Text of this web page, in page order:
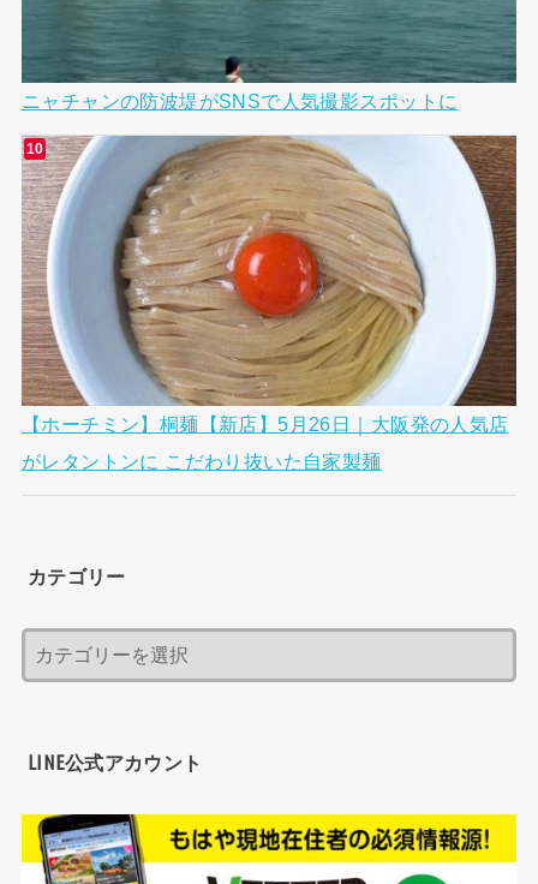
ニャチャンの防波堤がSNSで人気撮影スポットに
【ホーチミン】桐麺【新店】5月26日｜大阪発の人気店
がレタントンに こだわり抜いた自家製麺
カテゴリー
LINE公式アカウント